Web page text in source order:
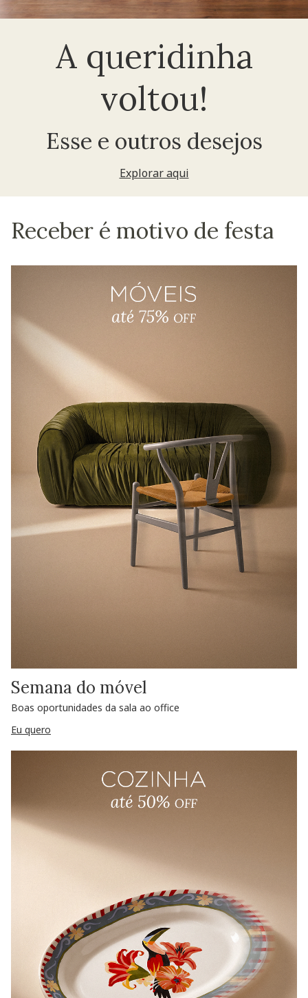
A queridinha
voltou!
Esse e outros desejos
Explorar aqui
Receber é motivo de festa
Semana do móvel
Boas oportunidades da sala ao office
Eu quero